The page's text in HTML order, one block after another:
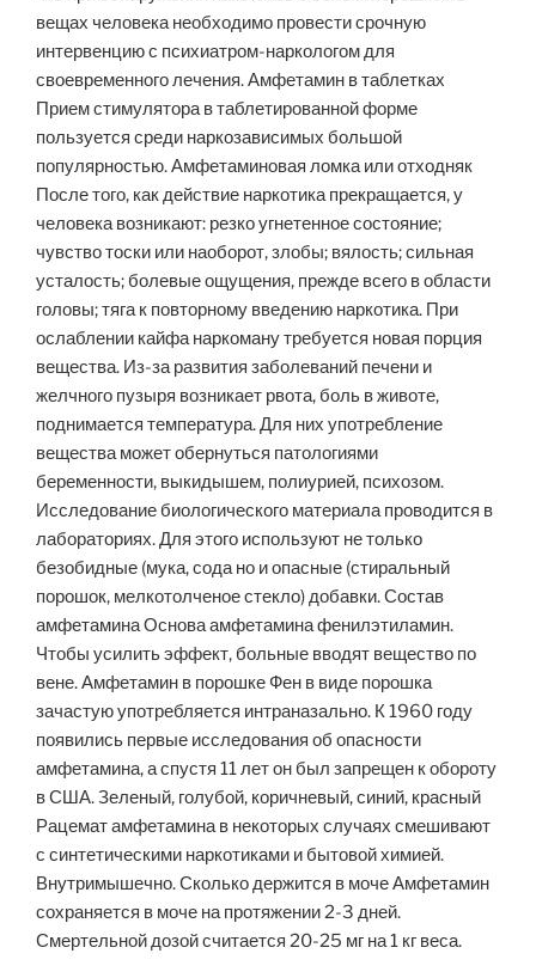
вещах человека необходимо провести срочную
интервенцию с психиатром-наркологом для
своевременного лечения. Амфетамин в таблетках
Прием стимулятора в таблетированной форме
пользуется среди наркозависимых большой
популярностью. Амфетаминовая ломка или отходняк
После того, как действие наркотика прекращается, у
человека возникают: резко угнетенное состояние;
чувство тоски или наоборот, злобы; вялость; сильная
усталость; болевые ощущения, прежде всего в области
головы; тяга к повторному введению наркотика. При
ослаблении кайфа наркоману требуется новая порция
вещества. Из-за развития заболеваний печени и
желчного пузыря возникает рвота, боль в животе,
поднимается температура. Для них употребление
вещества может обернуться патологиями
беременности, выкидышем, полиурией, психозом.
Исследование биологического материала проводится в
лабораториях. Для этого используют не только
безобидные (мука, сода но и опасные (стиральный
порошок, мелкотолченое стекло) добавки. Состав
амфетамина Основа амфетамина фенилэтиламин.
Чтобы усилить эффект, больные вводят вещество по
вене. Амфетамин в порошке Фен в виде порошка
зачастую употребляется интраназально. К 1960 году
появились первые исследования об опасности
амфетамина, а спустя 11 лет он был запрещен к обороту
в США. Зеленый, голубой, коричневый, синий, красный
Рацемат амфетамина в некоторых случаях смешивают
с синтетическими наркотиками и бытовой химией.
Внутримышечно. Сколько держится в моче Амфетамин
сохраняется в моче на протяжении 2-3 дней.
Смертельной дозой считается 20-25 мг на 1 кг веса.